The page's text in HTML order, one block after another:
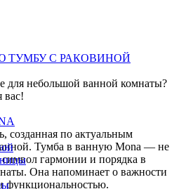
ТУМБУ С РАКОВИНОЙ
для небольшой ванной комнаты?
вас!
созданная по актуальным
Тумба в ванную Monа — не
гармонии и порядка в
Она напоминает о важности
функциональностью.